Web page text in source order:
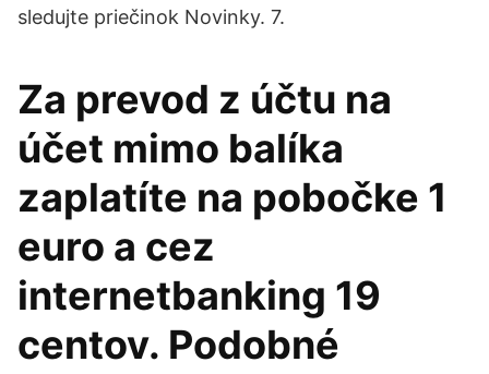
sledujte priečinok Novinky. 7.
Za prevod z účtu na
účet mimo balíka
zaplatíte na pobočke 1
euro a cez
internetbanking 19
centov. Podobné